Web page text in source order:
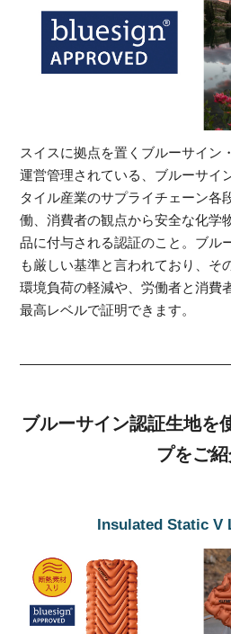
スイスに拠点を置くブルーサイン
運営管理されている、ブルーサイ
タイル産業のサプライチェーン各
働、消費者の観点から安全な化学
品に付与される認証のこと。ブル
も厳しい基準と言われており、そ
環境負荷の軽減や、労働者と消費
最高レベルで証明できます。
ブルーサイン認証生地を
プをご
Insulated Static